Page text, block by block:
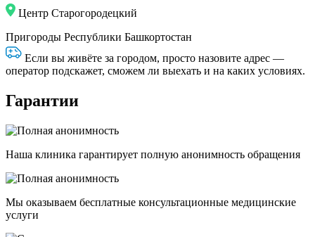
Центр Старогородецкий
Пригороды Республики Башкортостан
Если вы живёте за городом, просто назовите адрес —
оператор подскажет, сможем ли выехать и на каких условиях.
Гарантии
Наша клиника гарантирует полную анонимность обращения
Мы оказываем бесплатные консультационные медицинские
услуги